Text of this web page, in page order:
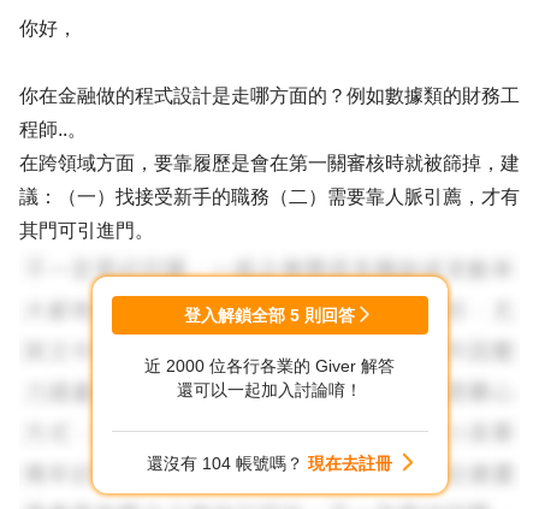
你好，
你在金融做的程式設計是走哪方面的？例如數據類的財務工
程師..。
在跨領域方面，要靠履歷是會在第一關審核時就被篩掉，建
議：（一）找接受新手的職務（二）需要靠人脈引薦，才有
其門可引進門。
登入解鎖全部 5 則回答
近 2000 位各行各業的 Giver 解答
還可以一起加入討論唷！
還沒有 104 帳號嗎？ 現在去註冊